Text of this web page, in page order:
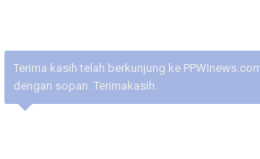
Terima kasih telah berkunjung ke
dengan sopan. Terimakasih.